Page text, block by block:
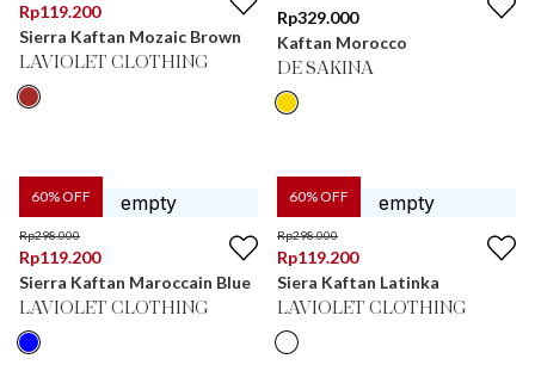
Rp119.200
Sierra Kaftan Mozaic Brown
LAVIOLET CLOTHING
Rp329.000
Kaftan Morocco
DE SAKINA
60% OFF
Rp298.000
Rp119.200
Sierra Kaftan Maroccain Blue
LAVIOLET CLOTHING
60% OFF
Rp298.000
Rp119.200
Siera Kaftan Latinka
LAVIOLET CLOTHING